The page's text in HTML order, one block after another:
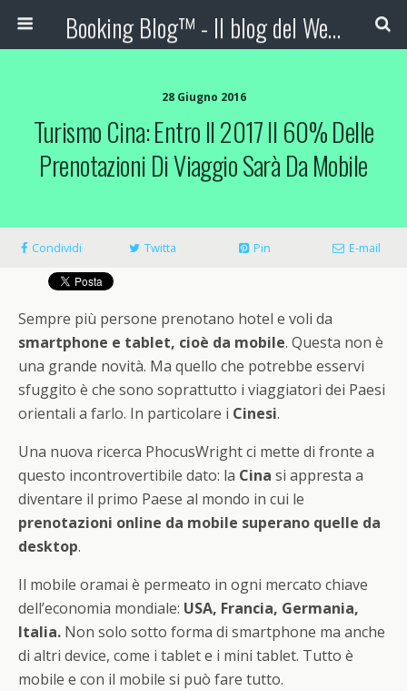
Booking Blog™ - Il blog del Web Marketing Turistico
28 Giugno 2016
Turismo Cina: Entro Il 2017 Il 60% Delle
Prenotazioni Di Viaggio Sarà Da Mobile
Condividi Twitta Pin E-mail
Sempre più persone prenotano hotel e voli da
smartphone e tablet, cioè da mobile. Questa non è
una grande novità. Ma quello che potrebbe esservi
sfuggito è che sono soprattutto i viaggiatori dei Paesi
orientali a farlo. In particolare i Cinesi.
Una nuova ricerca PhocusWright ci mette di fronte a
questo incontrovertibile dato: la Cina si appresta a
diventare il primo Paese al mondo in cui le
prenotazioni online da mobile superano quelle da
desktop.
Il mobile oramai è permeato in ogni mercato chiave
dell’economia mondiale: USA, Francia, Germania,
Italia. Non solo sotto forma di smartphone ma anche
di altri device, come i tablet e i mini tablet. Tutto è
mobile e con il mobile si può fare tutto.